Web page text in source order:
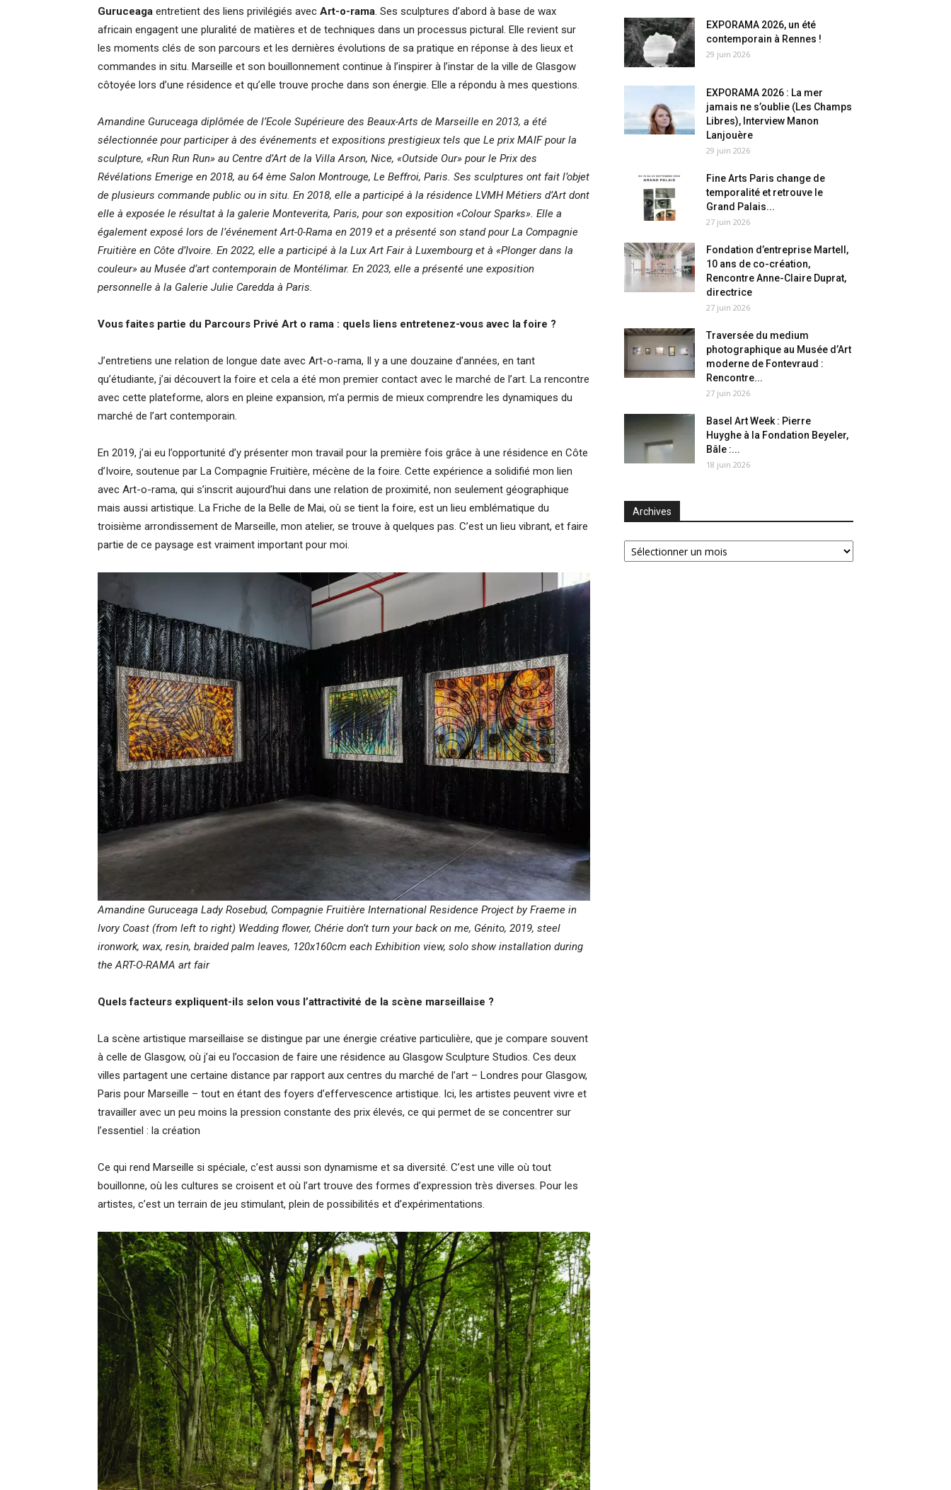
Guruceaga entretient des liens privilégiés avec Art-o-rama. Ses sculptures d’abord à base de wax
africain engagent une pluralité de matières et de techniques dans un processus pictural. Elle revient sur
les moments clés de son parcours et les dernières évolutions de sa pratique en réponse à des lieux et
commandes in situ. Marseille et son bouillonnement continue à l’inspirer à l’instar de la ville de Glasgow
côtoyée lors d’une résidence et qu’elle trouve proche dans son énergie. Elle a répondu à mes questions.
Amandine Guruceaga diplômée de l’Ecole Supérieure des Beaux-Arts de Marseille en 2013, a été
sélectionnée pour participer à des événements et expositions prestigieux tels que Le prix MAIF pour la
sculpture, «Run Run Run» au Centre d’Art de la Villa Arson, Nice, «Outside Our» pour le Prix des
Révélations Emerige en 2018, au 64 ème Salon Montrouge, Le Beffroi, Paris. Ses sculptures ont fait l’objet
de plusieurs commande public ou in situ. En 2018, elle a participé à la résidence LVMH Métiers d’Art dont
elle à exposée le résultat à la galerie Monteverita, Paris, pour son exposition «Colour Sparks». Elle a
également exposé lors de l’événement Art-0-Rama en 2019 et a présenté son stand pour La Compagnie
Fruitière en Côte d’Ivoire. En 2022, elle a participé à la Lux Art Fair à Luxembourg et à «Plonger dans la
couleur» au Musée d’art contemporain de Montélimar. En 2023, elle a présenté une exposition
personnelle à la Galerie Julie Caredda à Paris.
Vous faites partie du Parcours Privé Art o rama : quels liens entretenez-vous avec la foire ?
J’entretiens une relation de longue date avec Art-o-rama, Il y a une douzaine d’années, en tant
qu’étudiante, j’ai découvert la foire et cela a été mon premier contact avec le marché de l’art. La rencontre
avec cette plateforme, alors en pleine expansion, m’a permis de mieux comprendre les dynamiques du
marché de l’art contemporain.
En 2019, j’ai eu l’opportunité d’y présenter mon travail pour la première fois grâce à une résidence en Côte
d’Ivoire, soutenue par La Compagnie Fruitière, mécène de la foire. Cette expérience a solidifié mon lien
avec Art-o-rama, qui s’inscrit aujourd’hui dans une relation de proximité, non seulement géographique
mais aussi artistique. La Friche de la Belle de Mai, où se tient la foire, est un lieu emblématique du
troisième arrondissement de Marseille, mon atelier, se trouve à quelques pas. C’est un lieu vibrant, et faire
partie de ce paysage est vraiment important pour moi.
Amandine Guruceaga Lady Rosebud, Compagnie Fruitière International Residence Project by Fraeme in
Ivory Coast (from left to right) Wedding flower, Chérie don’t turn your back on me, Génito, 2019, steel
ironwork, wax, resin, braided palm leaves, 120x160cm each Exhibition view, solo show installation during
the ART-O-RAMA art fair
Quels facteurs expliquent-ils selon vous l’attractivité de la scène marseillaise ?
La scène artistique marseillaise se distingue par une énergie créative particulière, que je compare souvent
à celle de Glasgow, où j’ai eu l’occasion de faire une résidence au Glasgow Sculpture Studios. Ces deux
villes partagent une certaine distance par rapport aux centres du marché de l’art – Londres pour Glasgow,
Paris pour Marseille – tout en étant des foyers d’effervescence artistique. Ici, les artistes peuvent vivre et
travailler avec un peu moins la pression constante des prix élevés, ce qui permet de se concentrer sur
l’essentiel : la création
Ce qui rend Marseille si spéciale, c’est aussi son dynamisme et sa diversité. C’est une ville où tout
bouillonne, où les cultures se croisent et où l’art trouve des formes d’expression très diverses. Pour les
artistes, c’est un terrain de jeu stimulant, plein de possibilités et d’expérimentations.
EXPORAMA 2026, un été
contemporain à Rennes !
29 juin 2026
EXPORAMA 2026 : La mer
jamais ne s’oublie (Les Champs
Libres), Interview Manon
Lanjouère
29 juin 2026
Fine Arts Paris change de
temporalité et retrouve le
Grand Palais...
27 juin 2026
Fondation d’entreprise Martell,
10 ans de co-création,
Rencontre Anne-Claire Duprat,
directrice
27 juin 2026
Traversée du medium
photographique au Musée d’Art
moderne de Fontevraud :
Rencontre...
27 juin 2026
Basel Art Week : Pierre
Huyghe à la Fondation Beyeler,
Bâle :...
18 juin 2026
Archives
Archives